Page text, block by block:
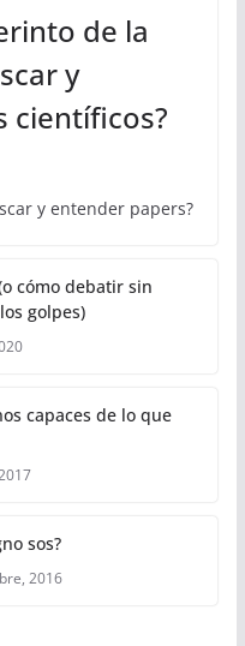
de la
y
científicos?
y entender papers?
cómo debatir sin
golpes)
capaces de lo que
sos?
2016